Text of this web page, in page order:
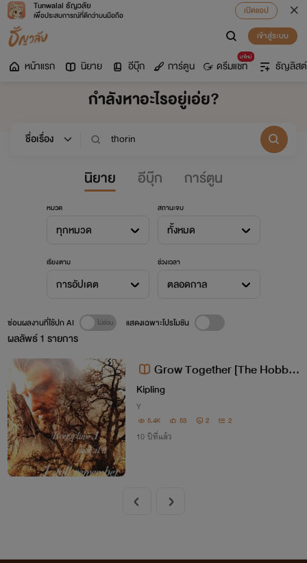
Tunwalai ธัญวลัย
เพื่อประสบการณ์ที่ดีกว่าบนมือถือ
เปิดแอป
เข้าสู่ระบบ
หน้าแรก นิยาย อีบุ๊ก การ์ตูน
มาใหม่
ดรีมแชท ธัญลิสต์
กำลังหาอะไรอยู่เอ่ย?
นิยาย อีบุ๊ก การ์ตูน
หมวด
ทุกหมวด
สถานะจบ
ทั้งหมด
เรียงตาม
การอัปเดต
ช่วงเวลา
ตลอดกาล
ผลลัพธ์1 รายการ
ซ่อนผลงานที่ใช้ปก AI แสดงเฉพาะโปรโมชัน
Grow Together [The Hobbit
Fanfic, Bagginshield, Thorin x B
ilbo]
Kipling
Y
5.4K 53 2 2
10 ปีที่แล้ว